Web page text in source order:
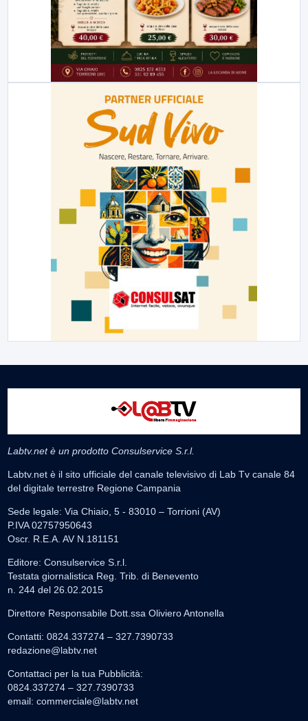
Labtv.net è un prodotto Consulservice S.r.l.
Labtv.net è il sito ufficiale del canale televisivo di Lab Tv canale 84
del digitale terrestre Regione Campania
Sede legale: Via Chiaio, 5 - 83010 – Torrioni (AV)
P.IVA 02757950643
Oscr. R.E.A. AV N.181151
Editore: Consulservice S.r.l.
Testata giornalistica Reg. Trib. di Benevento
n. 244 del 26.02.2015
Direttore Responsabile Dott.ssa Oliviero Antonella
Contatti: 0824.337274 – 327.7390733
redazione@labtv.net
Contattaci per la tua Pubblicità:
0824.337274 – 327.7390733
email: commerciale@labtv.net